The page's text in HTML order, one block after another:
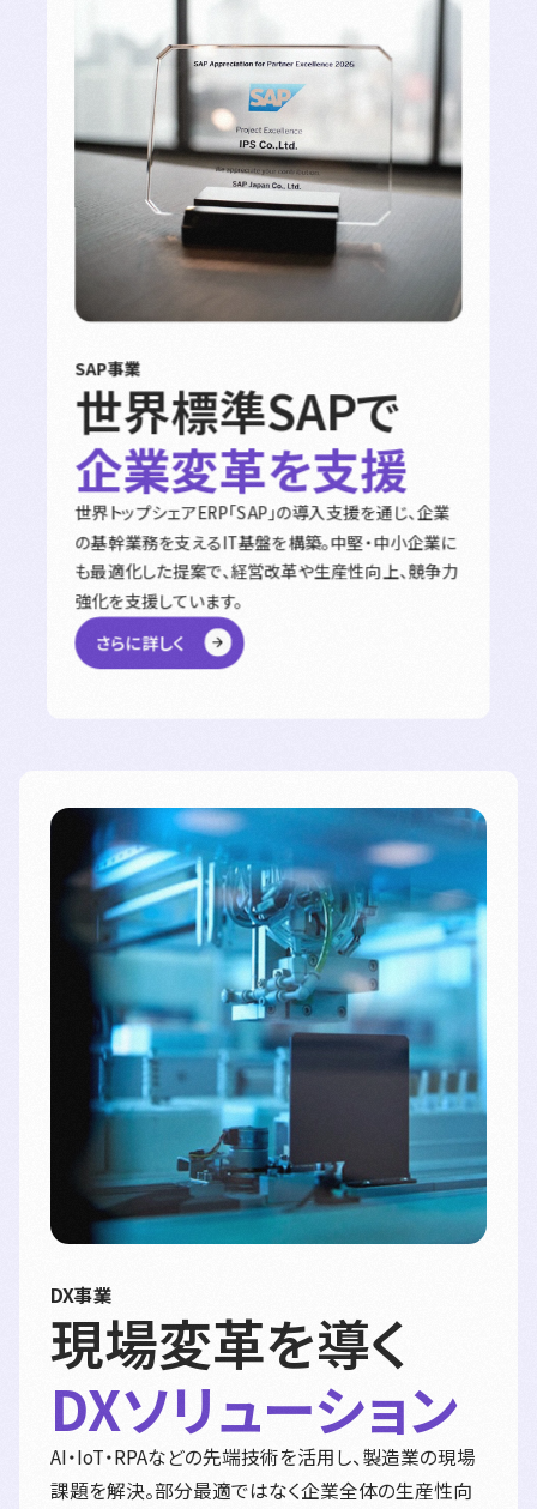
SAP事業
世界標準SAPで
企業変革を支援
世界トップシェアERP「SAP」の導入支援を通じ、企業
の基幹業務を支えるIT基盤を構築。中堅・中小企業に
も最適化した提案で、経営改革や生産性向上、競争力
強化を支援しています。
さらに詳しく
DX事業
現場変革を導く
DXソリューション
AI・IoT・RPAなどの先端技術を活用し、製造業の現場
課題を解決。部分最適ではなく企業全体の生産性向